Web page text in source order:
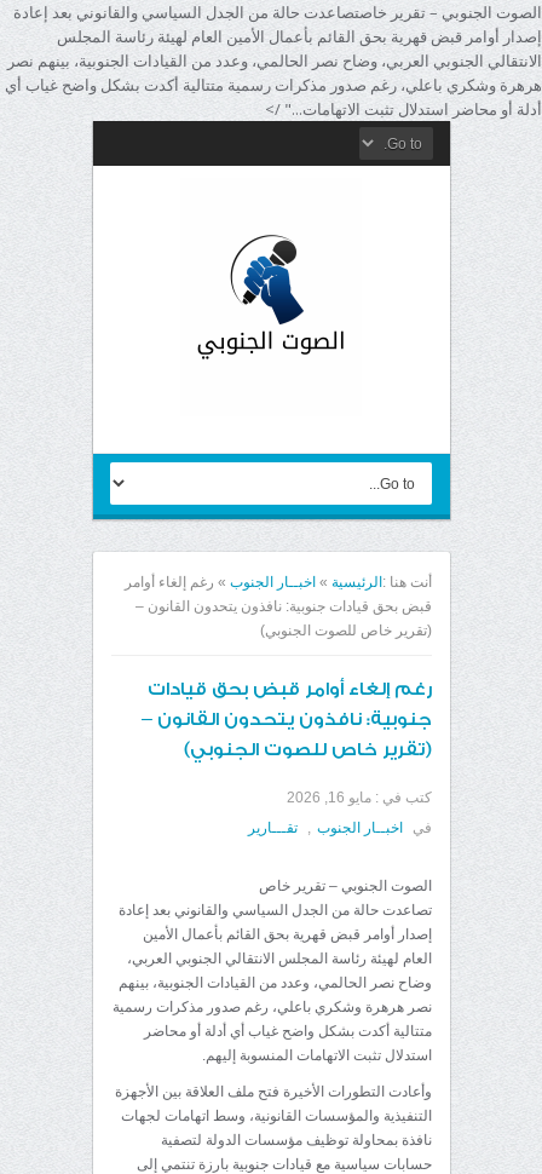
الصوت الجنوبي – تقرير خاصتصاعدت حالة من الجدل السياسي والقانوني بعد إعادة
إصدار أوامر قبض قهرية بحق القائم بأعمال الأمين العام لهيئة رئاسة المجلس
الانتقالي الجنوبي العربي، وضاح نصر الحالمي، وعدد من القيادات الجنوبية، بينهم نصر
هرهرة وشكري باعلي، رغم صدور مذكرات رسمية متتالية أكدت بشكل واضح غياب أي
أدلة أو محاضر استدلال تثبت الاتهامات..." />
أنت هنا : الرئيسية » اخبــار الجنوب » رغم إلغاء أوامر
قبض بحق قيادات جنوبية: نافذون يتحدون القانون –
(تقرير خاص للصوت الجنوبي)
رغم إلغاء أوامر قبض بحق قيادات
جنوبية: نافذون يتحدون القانون –
(تقرير خاص للصوت الجنوبي)
كتب في : مايو 16, 2026
في
اخبــار الجنوب , تقـــارير
الصوت الجنوبي – تقرير خاص
تصاعدت حالة من الجدل السياسي والقانوني بعد إعادة
إصدار أوامر قبض قهرية بحق القائم بأعمال الأمين
العام لهيئة رئاسة المجلس الانتقالي الجنوبي العربي،
وضاح نصر الحالمي، وعدد من القيادات الجنوبية، بينهم
نصر هرهرة وشكري باعلي، رغم صدور مذكرات رسمية
متتالية أكدت بشكل واضح غياب أي أدلة أو محاضر
استدلال تثبت الاتهامات المنسوبة إليهم.
وأعادت التطورات الأخيرة فتح ملف العلاقة بين الأجهزة
التنفيذية والمؤسسات القانونية، وسط اتهامات لجهات
نافذة بمحاولة توظيف مؤسسات الدولة لتصفية
حسابات سياسية مع قيادات جنوبية بارزة تنتمي إلى